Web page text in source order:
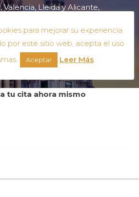
Valencia, Lleida y Alicante,
tu cita ahora mismo
para mejorar su experiencia.
por este sitio web, acepta el uso
Aceptar Leer Más